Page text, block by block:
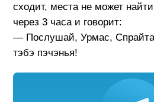
сходит, места не может
через 3 часа и говорит:
— Послушай, Урмас,
тэбэ пэчэнья!